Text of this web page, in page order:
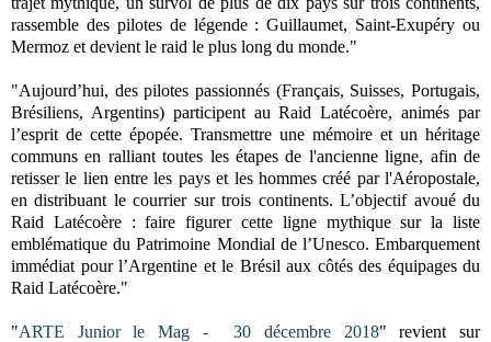
rassemble des pilotes de légende : Guillaumet, Saint-Exupéry ou
Mermoz et devient le raid le plus long du monde."
"Aujourd’hui, des pilotes passionnés (Français, Suisses, Portugais,
Brésiliens, Argentins) participent au Raid Latécoère, animés par
l’esprit de cette épopée. Transmettre une mémoire et un héritage
communs en ralliant toutes les étapes de l'ancienne ligne, afin de
retisser le lien entre les pays et les hommes créé par l'Aéropostale,
en distribuant le courrier sur trois continents. L’objectif avoué du
Raid Latécoère : faire figurer cette ligne mythique sur la liste
emblématique du Patrimoine Mondial de l’Unesco. Embarquement
immédiat pour l’Argentine et le Brésil aux côtés des équipages du
Raid Latécoère."
"ARTE Junior le Mag - 30 décembre 2018" revient sur